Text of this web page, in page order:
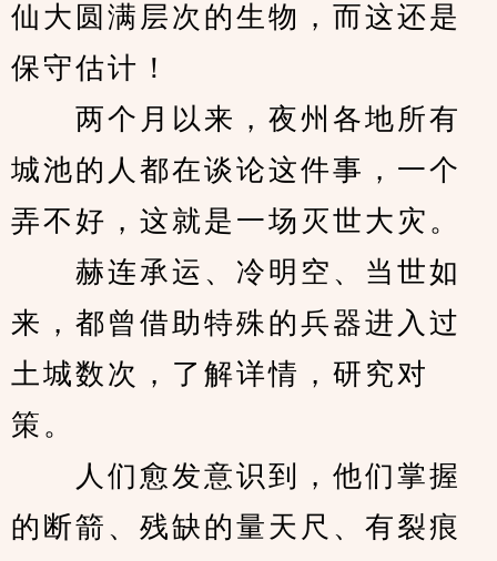
仙大圆满层次的生物，而这还是
保守估计！
两个月以来，夜州各地所有
城池的人都在谈论这件事，一个
弄不好，这就是一场灭世大灾。
赫连承运、冷明空、当世如
来，都曾借助特殊的兵器进入过
土城数次，了解详情，研究对
策。
人们愈发意识到，他们掌握
的断箭、残缺的量天尺、有裂痕